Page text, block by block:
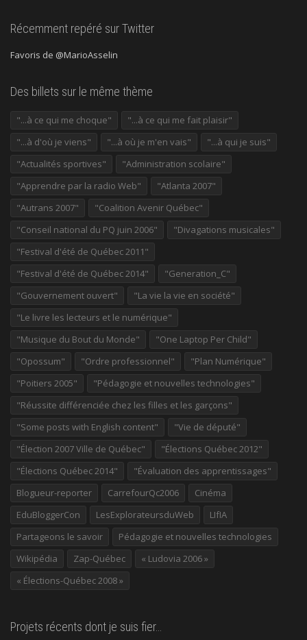
Récemment repéré sur Twitter
Favoris de @MarioAsselin
Des billets sur le même thème
"...à ce qui me choque"
"...à ce qui me fait plaisir"
"...à d'où je viens"
"...à où je m'en vais"
"...à qui je suis"
"Actualités sportives"
"Administration scolaire"
"Apprendre par la radio Web"
"Atlanta 2007"
"Autrans 2007"
"Coalition Avenir Québec"
"Conseil national du PQ juin 2006"
"Divagations musicales"
"Festival d'été de Québec 2011"
"Festival d'été de Québec 2014"
"Generation_C"
"Gouvernement ouvert"
"La vie la vie en société"
"Le livre les lecteurs et le numérique"
"Musique du Bout du Monde"
"One Laptop Per Child"
"Opossum"
"Ordre professionnel"
"Plan Numérique"
"Poitiers 2005"
"Pédagogie et nouvelles technologies"
"Réussite différenciée chez les filles et les garçons"
"Some posts with English content"
"Vie de député"
"Élection 2007 Ville de Québec"
"Élections Québec 2012"
"Élections Québec 2014"
"Évaluation des apprentissages"
Blogueur-reporter
CarrefourQc2006
Cinéma
EduBloggerCon
LesExplorateursduWeb
LIfIA
Partageons le savoir
Pédagogie et nouvelles technologies
Wikipédia
Zap-Québec
« Ludovia 2006 »
« Élections-Québec 2008 »
Projets récents dont je suis fier…